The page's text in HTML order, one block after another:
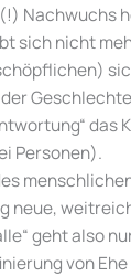
(!) Nachwuchs
sich nicht
das
Personen).
neue,
geht also
von